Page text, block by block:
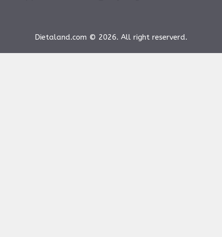
Dietaland.com © 2026. All right reserverd.